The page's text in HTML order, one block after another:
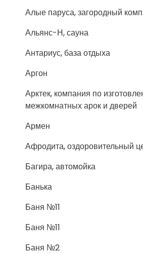
Алые паруса, загородный
Альянс-Н, сауна
Антариус, база отдыха
Аргон
Арктек, компания по
межкомнатных арок и дверей
Армен
Афродита, оздоровительный
Багира, автомойка
Банька
Баня №11
Баня №11
Баня №2